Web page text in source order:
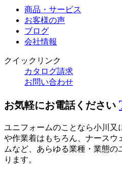
商品・サービス
お客様の声
ブログ
会社情報
クイックリンク
カタログ請求
お問い合わせ
お気軽にお電話ください
ユニフォームのことなら小川又
や作業着はもちろん、ナースウ
ムなど、あらゆる業種・業態
ります。